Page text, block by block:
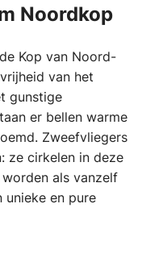
Noordkop
Kop van Noord-
van het
gunstige
er bellen warme
Zweefvliegers
ze cirkelen in deze
als vanzelf
unieke en pure